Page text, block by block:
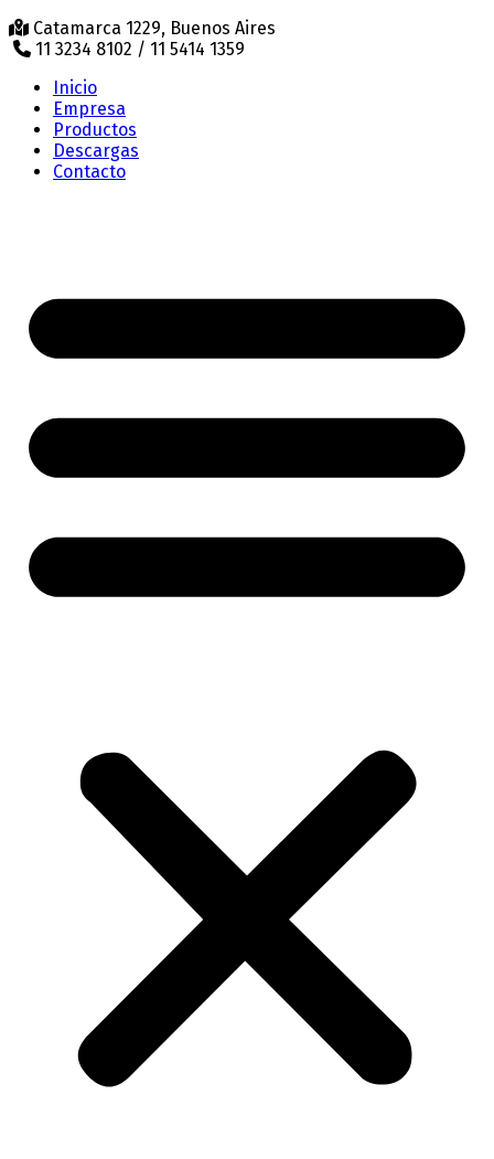
Catamarca 1229, Buenos Aires
11 3234 8102 / 11 5414 1359
Inicio
Empresa
Productos
Descargas
Contacto